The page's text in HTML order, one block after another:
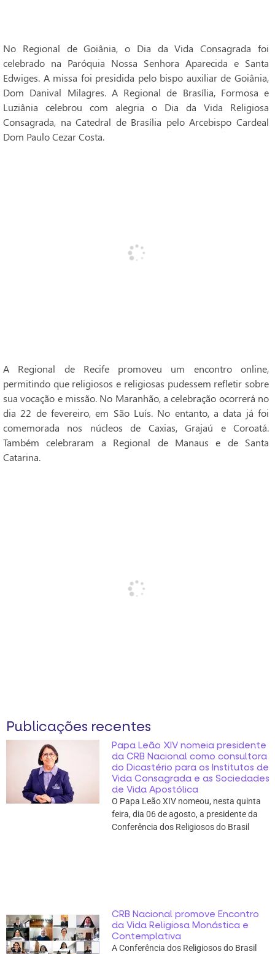
No Regional de Goiânia, o Dia da Vida Consagrada foi
celebrado na Paróquia Nossa Senhora Aparecida e Santa
Edwiges. A missa foi presidida pelo bispo auxiliar de Goiânia,
Dom Danival Milagres. A Regional de Brasília, Formosa e
Luziânia celebrou com alegria o Dia da Vida Religiosa
Consagrada, na Catedral de Brasília pelo Arcebispo Cardeal
Dom Paulo Cezar Costa.
A Regional de Recife promoveu um encontro online,
permitindo que religiosos e religiosas pudessem refletir sobre
sua vocação e missão. No Maranhão, a celebração ocorrerá no
dia 22 de fevereiro, em São Luís. No entanto, a data já foi
comemorada nos núcleos de Caxias, Grajaú e Coroatá.
Também celebraram a Regional de Manaus e de Santa
Catarina.
Publicações recentes
Papa Leão XIV nomeia presidente
da CRB Nacional como consultora
do Dicastério para os Institutos de
Vida Consagrada e as Sociedades
de Vida Apostólica
O Papa Leão XIV nomeou, nesta quinta
feira, dia 06 de agosto, a presidente da
Conferência dos Religiosos do Brasil
CRB Nacional promove Encontro
da Vida Religiosa Monástica e
Contemplativa
A Conferência dos Religiosos do Brasil